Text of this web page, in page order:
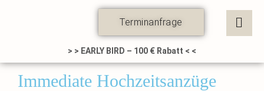
Terminanfrage
> > EARLY BIRD – 100 € Rabatt < <
Immediate Hochzeitsanzüge